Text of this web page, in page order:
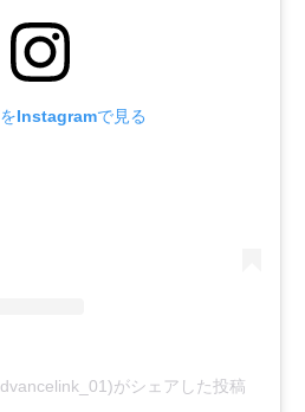
Instagramで見る
がシェアした投稿